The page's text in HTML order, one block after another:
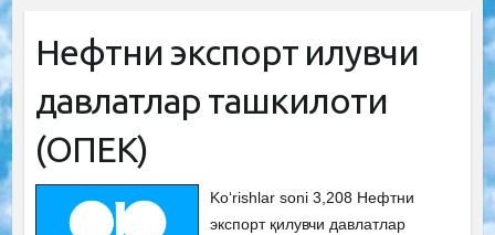
Нефтни экспорт қилувчи
давлатлар ташкилоти
(ОПЕК)
Ko‘rishlar soni 3,208 Нефтни
экспорт қилувчи давлатлар